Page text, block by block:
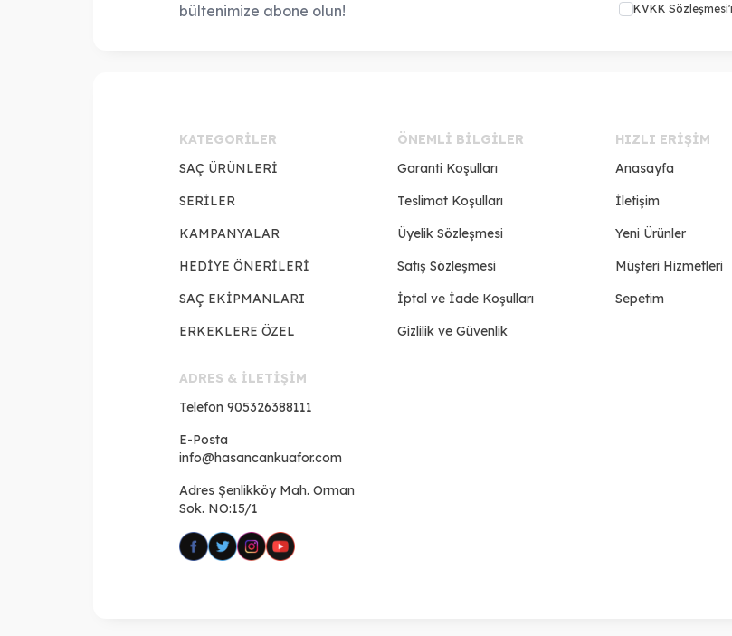
bültenimize abone olun!
KVKK
KATEGORILER
SAÇ ÜRÜNLERİ
SERİLER
KAMPANYALAR
HEDİYE ÖNERİLERİ
SAÇ EKİPMANLARI
ERKEKLERE ÖZEL
ÖNEMLI BILGILER
Garanti Koşulları
Teslimat Koşulları
Üyelik Sözleşmesi
Satış Sözleşmesi
İptal ve İade Koşulları
Gizlilik ve Güvenlik
HIZLI ERIŞIM
Anasayfa
İletişim
Yeni Ürünler
Müşteri Hizmetleri
Sepetim
ADRES & İLETİŞİM
Telefon 905326388111
E-Posta
info@hasancankuafor.com
Adres Şenlikköy Mah. Orman
Sok. NO:15/1